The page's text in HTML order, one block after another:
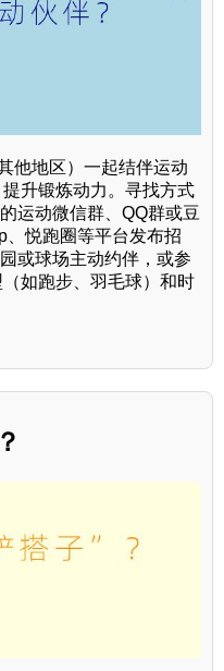
他地区）一起结伴运动
升锻炼动力。寻找方式
运动微信群、QQ群或豆
悦跑圈等平台发布招
或球场主动约伴，或参
如跑步、羽毛球）和时